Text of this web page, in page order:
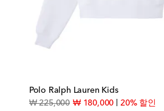
Polo Ralph Lauren Kids
₩ 225,000original price
₩ 180,000discount price
20% 할인